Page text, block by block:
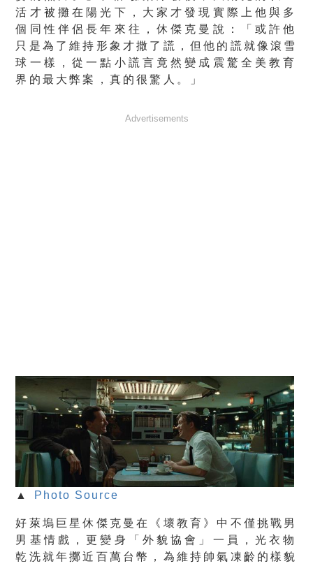
活才被攤在陽光下， 大家才發現實際上他與多
個同性伴侶長年來往，休傑克曼說：「或許他
只是為了維持形象才撒了謊，但他的謊就像滾雪
球一樣，從一點小謊言竟然變成震驚全美教育
界的最大弊案，真的很驚人。」
Advertisements
▲ Photo Source
好萊塢巨星休傑克曼在《壞教育》中不僅挑戰男
男基情戲，更變身「 外貌協會」一員，光衣物
乾洗就年擲近百萬台幣， 為維持帥氣凍齡的樣貌